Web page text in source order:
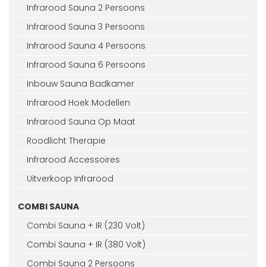
Infrarood Sauna 2 Persoons
Infrarood Sauna 3 Persoons
Infrarood Sauna 4 Persoons
Infrarood Sauna 6 Persoons
Inbouw Sauna Badkamer
Infrarood Hoek Modellen
Infrarood Sauna Op Maat
Roodlicht Therapie
Infrarood Accessoires
Uitverkoop Infrarood
COMBI SAUNA
Combi Sauna + IR (230 Volt)
Combi Sauna + IR (380 Volt)
Combi Sauna 2 Persoons